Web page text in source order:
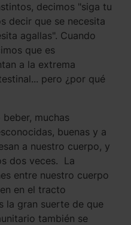
decimos "siga tu
decir que se necesita
agallas". Cuando
que es
a la extrema
pero ¿por qué
muchas
buenas y a
a nuestro cuerpo, y
dos veces. La
entre nuestro cuerpo
en el tracto
la gran suerte de que
también se